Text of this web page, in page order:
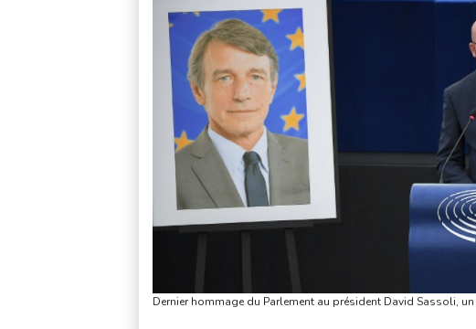
Dernier hommage du Parlement au président David Sassoli,